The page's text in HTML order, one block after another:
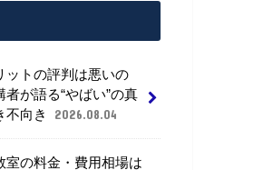
ットの評判は悪いの
者が語る“やばい”の真
不向き
2026.08.04
室の料金・費用相場は